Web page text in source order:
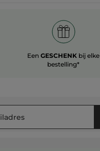
Een GESCHENK bij elke
bestelling*